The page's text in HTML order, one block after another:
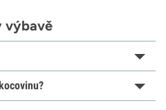
výbavě